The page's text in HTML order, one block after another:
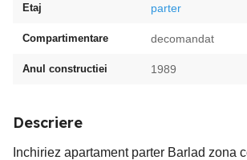
Etaj parter
Compartimentare decomandat
Anul constructiei 1989
Descriere
Inchiriez apartament parter Barlad zona